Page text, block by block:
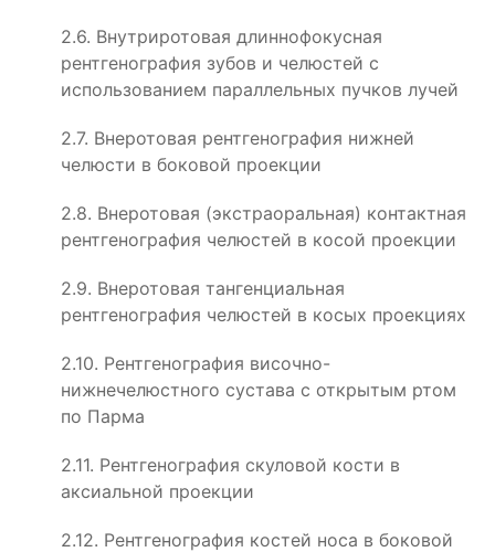
2.6. Внутриротовая длиннофокусная
рентгенография зубов и челюстей с
использованием параллельных пучков лучей
2.7. Внеротовая рентгенография нижней
челюсти в боковой проекции
2.8. Внеротовая (экстраоральная) контактная
рентгенография челюстей в косой проекции
2.9. Внеротовая тангенциальная
рентгенография челюстей в косых проекциях
2.10. Рентгенография височно-
нижнечелюстного сустава с открытым ртом
по Парма
2.11. Рентгенография скуловой кости в
аксиальной проекции
2.12. Рентгенография костей носа в боковой